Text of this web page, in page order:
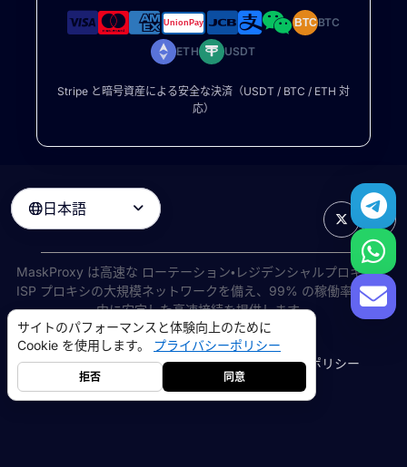
BTCBTC
ETH USDT
Stripe と暗号資産による安全な決済（USDT / BTC / ETH 対
応）
日本語 
MaskProxy は高速な ローテーション・レジデンシャルプロキシと
ISP プロキシの大規模ネットワークを備え、99% の稼働率で世界
中に安定した高速接続を提供します。
©2026 AIWAY LIMITED. 無断転載を禁じます.
利用規約プライバシーポリシー返金ポリシーCookie ポリシー
サイトのパフォーマンスと体験向上のために
Cookie を使用します。 プライバシーポリシー
拒否 同意